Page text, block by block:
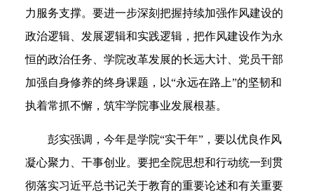
力服务支撑。要进一步深刻把握持续加强作风建设的
政治逻辑、发展逻辑和实践逻辑 ，把作风建设作为永
恒的政治任务 、学院改革发展的长远大计
党员干部
加强自身修养的终身课题 ， 以“永远在路上”的坚韧和
执着常抓不懈，筑牢学院事业发展根基。
彭实强调，今年是学院“实干年” ，要以优良作风
凝心聚力、干事创业。要把全院思想和行动统一到贯
彻落实习近平总书记关于教育的重要论述和有关重要